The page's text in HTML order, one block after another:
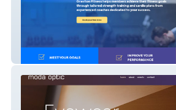
Graviton Fitness